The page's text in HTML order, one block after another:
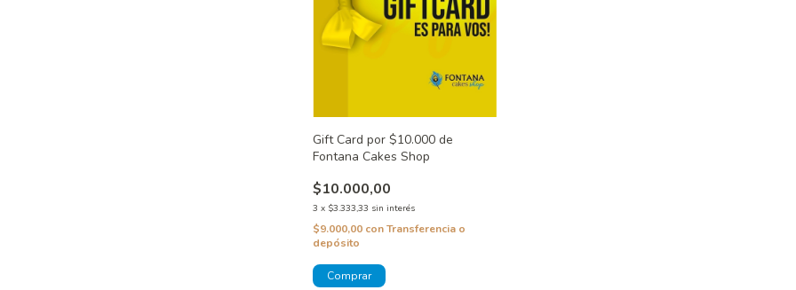
Gift Card por $10.000 de
Fontana Cakes Shop
$10.000,00
3 x $3.333,33 sin interés
$9.000,00 con Transferencia o
depósito